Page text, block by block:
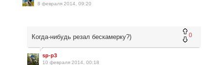
8 февраля 2014, 09:20
0
Когда-нибудь резал бескамерку?)
sp-p3
10 февраля 2014, 00:18